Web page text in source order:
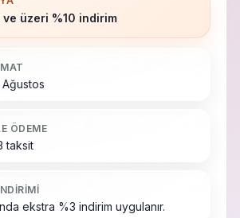
üzeri %10 indirim
Ağustos
ÖDEME
taksit
ekstra %3 indirim uygulanır.